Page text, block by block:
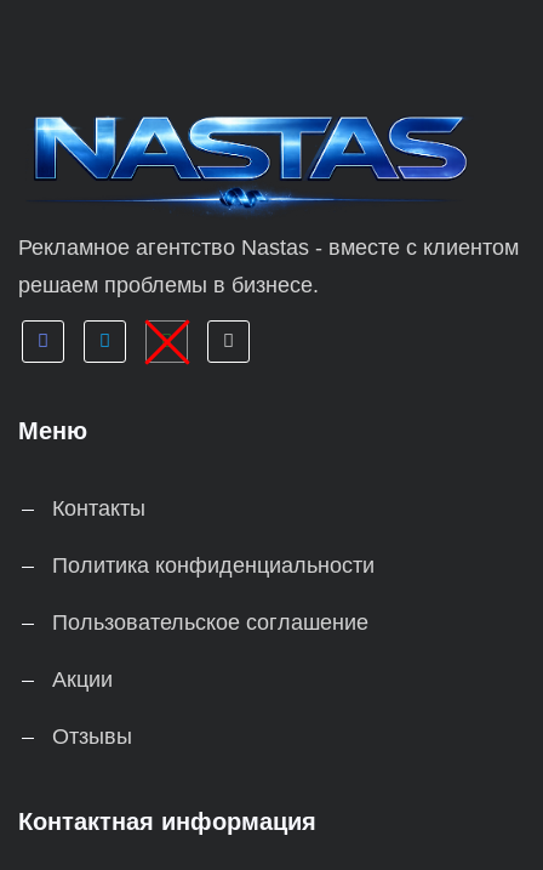
Рекламное агентство Nastas - вместе с клиентом
решаем проблемы в бизнесе.
Меню
Контакты
Политика конфиденциальности
Пользовательское соглашение
Акции
Отзывы
Контактная информация